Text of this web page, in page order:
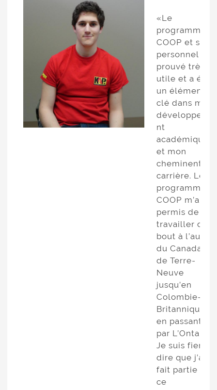
«Le
programme
COOP et son
personnel m’a
prouvé très
utile et a été
un élément
clé dans mon
développeme
nt
académique
et mon
cheminent de
carrière. Le
programme
COOP m’a
permis de
travailler du
bout à l’autre
du Canada;
de Terre-
Neuve
jusqu’en
Colombie-
Britannique
en passant
par L’Ontario!
Je suis fier de
dire que j’ai
fait partie de
ce